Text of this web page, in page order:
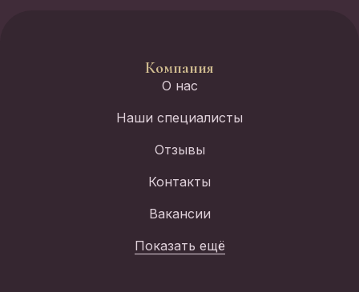
Компания
О нас
Наши специалисты
Отзывы
Контакты
Вакансии
Показать ещё